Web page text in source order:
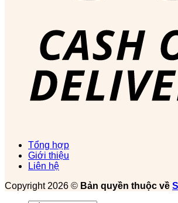
Tổng hợp
Giới thiệu
Liên hệ
Copyright 2026 © Bản quyền thuộc về